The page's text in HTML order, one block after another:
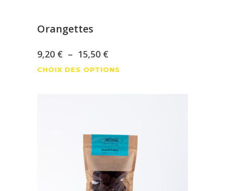
Orangettes
9,20 € – 15,50 €Plage
de
15,50 €
CHOIX DES OPTIONS
Les
options
peuvent
être
choisies